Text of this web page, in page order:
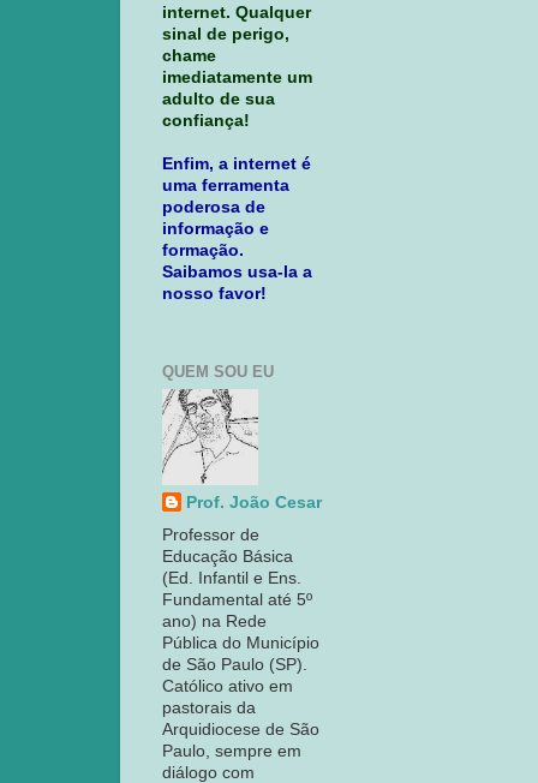
internet. Qualquer
sinal de perigo,
chame
imediatamente um
adulto de sua
confiança!
Enfim, a internet é
uma ferramenta
poderosa de
informação e
formação.
Saibamos usa-la a
nosso favor!
QUEM SOU EU
Prof. João Cesar
Professor de
Educação Básica
(Ed. Infantil e Ens.
Fundamental até 5º
ano) na Rede
Pública do Município
de São Paulo (SP).
Católico ativo em
pastorais da
Arquidiocese de São
Paulo, sempre em
diálogo com